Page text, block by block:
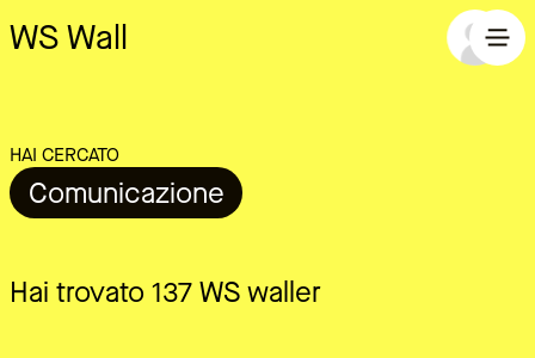
WS Wall
HAI CERCATO
Comunicazione
Hai trovato 137 WS waller